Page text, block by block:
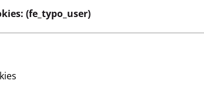
po sezónní
dokonalou
podle svých
(fe_typo_user)